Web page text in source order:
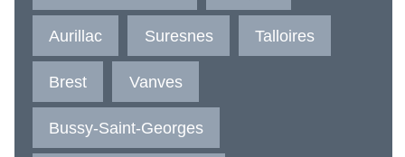
Aurillac Suresnes Talloires
Brest Vanves
Bussy-Saint-Georges